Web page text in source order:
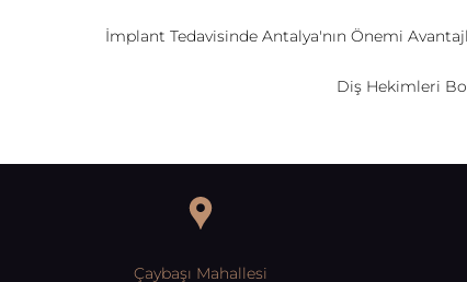
İmplant Tedavisinde Antalya'nın Önemi
Diş Hekimleri
Çaybaşı Mahallesi